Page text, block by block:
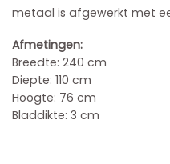
metaal is afgewerkt met
Afmetingen:
Breedte: 240 cm
Diepte: 110 cm
Hoogte: 76 cm
Bladdikte: 3 cm